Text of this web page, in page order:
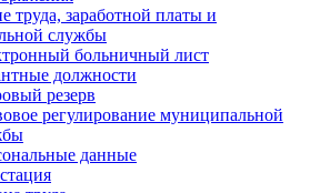
труда, заработной платы и
службы
больничный лист
должности
резерв
регулирование муниципальной
данные